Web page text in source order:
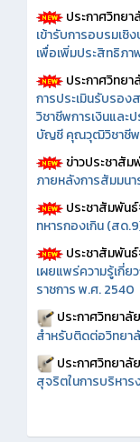
ประกาศวิทย
เข้ารับการอบรมเ
เพื่อเพิ่มประสิทธิภา
ประกาศวิทย
การประเมินรับรอ
วิชาชีพการเงินแล
บัญชี คุณวุฒิวิชาชีพ
ข่าวประชาสั
ภายหลังการสัมมน
ประชาสัมพันธ์
ทหารกองเกิน (สด
ประชาสัมพัน
เผยแพร่ความรู้เ
ราชการ พ.ศ. 2540
ประกาศวิทยาลั
สำหรับติดต่อวิทยา
ประกาศวิทยาลั
สุจริตในการบริหาร